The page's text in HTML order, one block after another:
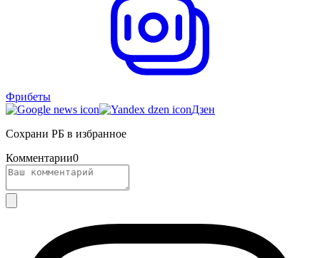
Фрибеты
Дзен
Сохрани РБ в избранное
Комментарии0